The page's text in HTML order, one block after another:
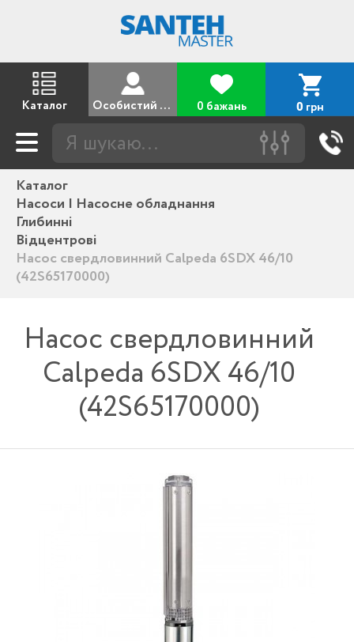
Каталог Особистий кабінет 0 бажань 0 грн
Каталог
Насоси | Насосне обладнання
Глибинні
Відцентрові
Насос свердловинний Calpeda 6SDX 46/10
(42S65170000)
Насос свердловинний
Calpeda 6SDX 46/10
(42S65170000)